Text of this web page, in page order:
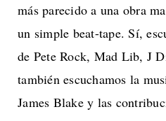
más parecido a una obra
un simple beat-tape. Sí,
de Pete Rock, Mad Lib, J
también escuchamos la
James Blake y las